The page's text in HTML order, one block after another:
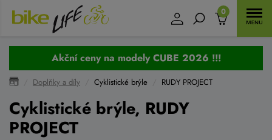
0
Akční ceny na modely CUBE 2026 !!!
Doplňky a díly Cyklistické brýle RUDY PROJECT
Cyklistické brýle, RUDY
PROJECT